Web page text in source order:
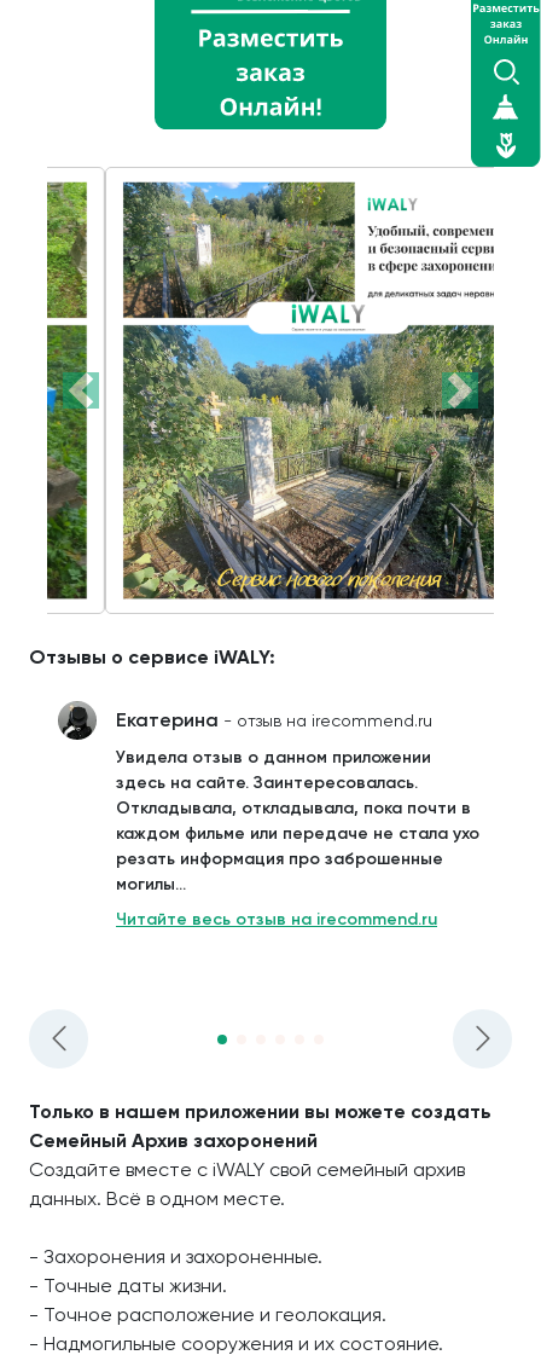
Отзывы о сервисе iWALY:
Екатерина - отзыв на irecommend.ru
Увидела отзыв о данном приложении
здесь на сайте. Заинтересовалась.
Откладывала, откладывала, пока почти в
каждом фильме или передаче не стала ухо
резать информация про заброшенные
могилы...
Читайте весь отзыв на irecommend.ru
Только в нашем приложении вы можете создать
Семейный Архив захоронений
Создайте вместе с iWALY свой семейный архив
данных. Всё в одном месте.
- Захоронения и захороненные.
- Точные даты жизни.
- Точное расположение и геолокация.
- Надмогильные сооружения и их состояние.